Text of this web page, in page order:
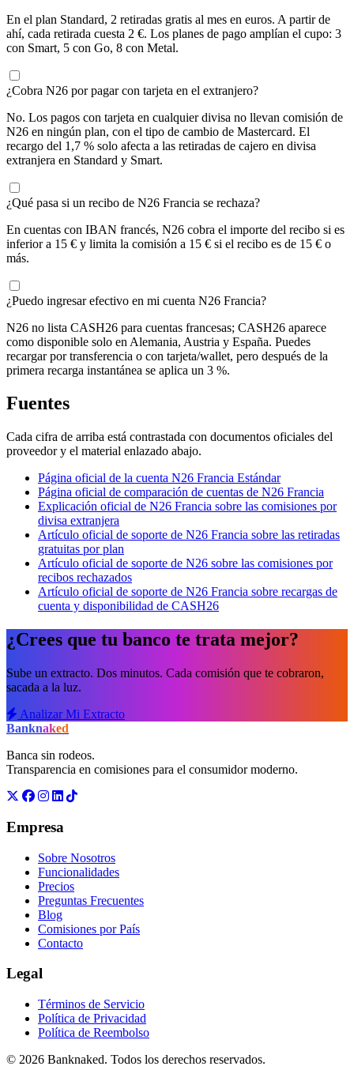
En el plan Standard, 2 retiradas gratis al mes en euros. A partir de
ahí, cada retirada cuesta 2 €. Los planes de pago amplían el cupo: 3
con Smart, 5 con Go, 8 con Metal.
¿Cobra N26 por pagar con tarjeta en el extranjero?
No. Los pagos con tarjeta en cualquier divisa no llevan comisión de
N26 en ningún plan, con el tipo de cambio de Mastercard. El
recargo del 1,7 % solo afecta a las retiradas de cajero en divisa
extranjera en Standard y Smart.
¿Qué pasa si un recibo de N26 Francia se rechaza?
En cuentas con IBAN francés, N26 cobra el importe del recibo si es
inferior a 15 € y limita la comisión a 15 € si el recibo es de 15 € o
más.
¿Puedo ingresar efectivo en mi cuenta N26 Francia?
N26 no lista CASH26 para cuentas francesas; CASH26 aparece
como disponible solo en Alemania, Austria y España. Puedes
recargar por transferencia o con tarjeta/wallet, pero después de la
primera recarga instantánea se aplica un 3 %.
Fuentes
Cada cifra de arriba está contrastada con documentos oficiales del
proveedor y el material enlazado abajo.
Página oficial de la cuenta N26 Francia Estándar
Página oficial de comparación de cuentas de N26 Francia
Explicación oficial de N26 Francia sobre las comisiones por
divisa extranjera
Artículo oficial de soporte de N26 Francia sobre las retiradas
gratuitas por plan
Artículo oficial de soporte de N26 sobre las comisiones por
recibos rechazados
Artículo oficial de soporte de N26 Francia sobre recargas de
cuenta y disponibilidad de CASH26
¿Crees que tu banco te trata mejor?
Sube un extracto. Dos minutos. Cada comisión que te cobraron,
sacada a la luz.
Analizar Mi Extracto
Banknaked
Banca sin rodeos.
Transparencia en comisiones para el consumidor moderno.
Empresa
Sobre Nosotros
Funcionalidades
Precios
Preguntas Frecuentes
Blog
Comisiones por País
Contacto
Legal
Términos de Servicio
Política de Privacidad
Política de Reembolso
© 2026 Banknaked. Todos los derechos reservados.